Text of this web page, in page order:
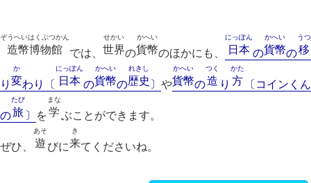
造幣博物館
ぞうへいはくぶつかん
では、 世界
せかい
の貨幣
かへい
のほかにも、 日本
にっぽん
の貨幣
かへい
の移
うつ
り 変
か
わり〔 日本
にっぽん
の貨幣
かへい
の歴史
れきし
〕 や貨幣
かへい
の造
つく
り 方
かた
〔コインくん
の旅
たび
〕 を学
まな
ぶことができます。
ぜひ、 遊
あそ
びに来
き
てくださいね。